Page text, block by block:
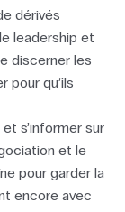
dérivés
leadership et
discerner les
pour qu’ils
s’informer sur
et le
pour garder la
encore avec